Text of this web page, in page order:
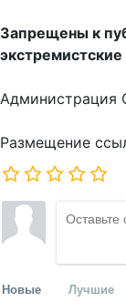
Запрещены к
Администрация
Размещение
Новые Лучшие